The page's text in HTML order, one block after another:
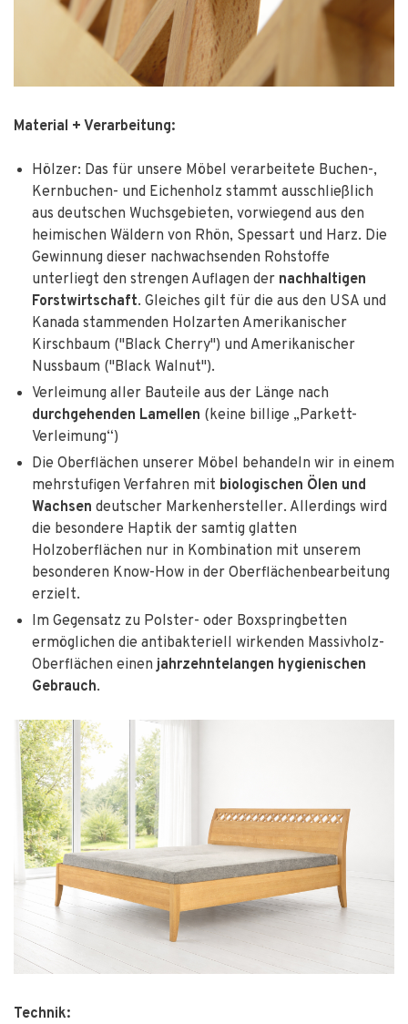
Material + Verarbeitung:
Hölzer: Das für unsere Möbel verarbeitete Buchen-,
Kernbuchen- und Eichenholz stammt ausschließlich
aus deutschen Wuchsgebieten, vorwiegend aus den
heimischen Wäldern von Rhön, Spessart und Harz. Die
Gewinnung dieser nachwachsenden Rohstoffe
unterliegt den strengen Auflagen der nachhaltigen
Forstwirtschaft. Gleiches gilt für die aus den USA und
Kanada stammenden Holzarten Amerikanischer
Kirschbaum ("Black Cherry") und Amerikanischer
Nussbaum ("Black Walnut").
Verleimung aller Bauteile aus der Länge nach
durchgehenden Lamellen (keine billige „Parkett-
Verleimung“)
Die Oberflächen unserer Möbel behandeln wir in einem
mehrstufigen Verfahren mit biologischen Ölen und
Wachsen deutscher Markenhersteller. Allerdings wird
die besondere Haptik der samtig glatten
Holzoberflächen nur in Kombination mit unserem
besonderen Know-How in der Oberflächenbearbeitung
erzielt.
Im Gegensatz zu Polster- oder Boxspringbetten
ermöglichen die antibakteriell wirkenden Massivholz-
Oberflächen einen jahrzehntelangen hygienischen
Gebrauch.
Technik: